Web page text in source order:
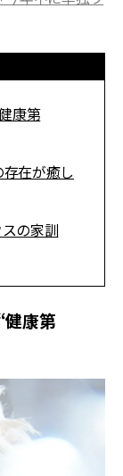
康第
在が癒し
の家訓
健康第